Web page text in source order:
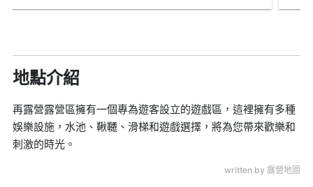
地點介紹
再露營露營區擁有一個專為遊客設立的遊戲區，這裡擁有多種
娛樂設施，水池、鞦韆、滑梯和遊戲選擇，將為您帶來歡樂和
刺激的時光。
written by 露營地圖